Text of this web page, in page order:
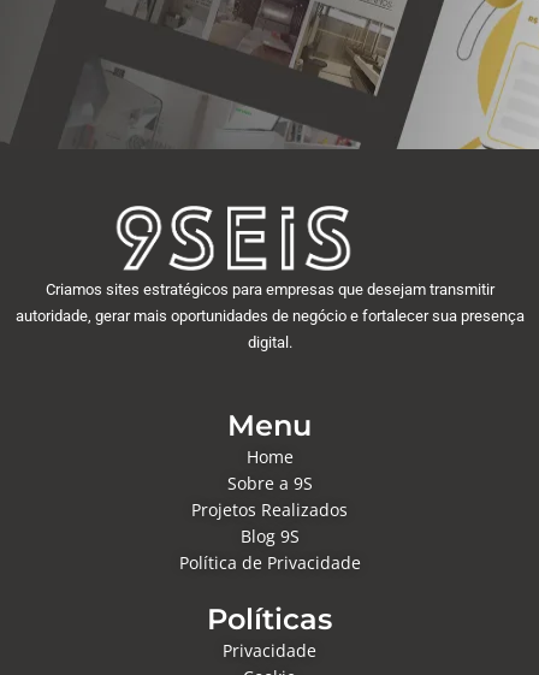
Criamos sites estratégicos para empresas que desejam transmitir
autoridade, gerar mais oportunidades de negócio e fortalecer sua presença
digital.
Menu
Home
Sobre a 9S
Projetos Realizados
Blog 9S
Política de Privacidade
Políticas
Privacidade